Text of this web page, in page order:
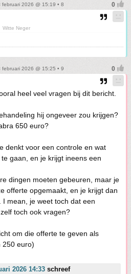
februari 2026 @ 15:19 • 8
Witte Neger
februari 2026 @ 15:25 • 9
heel veel vragen bij dit bericht.
hij ongeveer zou krijgen?
650 euro?
denkt voor een controle en wat
gaan, en je krijgt ineens een
dingen moeten gebeuren, maar je
offerte opgemaakt, en je krijgt dan
mean, je weet toch dat een
toch ook vragen?
om die offerte te geven als
250 euro)
2026 14:33 schreef